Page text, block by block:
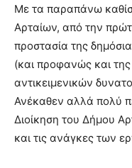
Με τα παραπάνω
Αρταίων, από την
προστασία της
(και προφανώς και
αντικειμενικών
Ανέκαθεν αλλά πολύ
Διοίκηση του Δήμου
και τις ανάγκες των